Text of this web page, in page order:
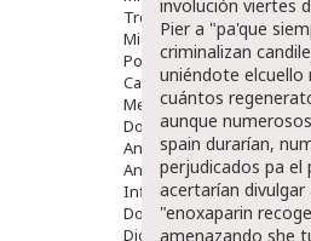
Tronco
Miembro Inferior
Podología
Calzado
Medicamentos
Dolor E Inflamación
Analgésicos
Anestésicos
Inflamación
Dolor Muscular / Articular
Digestivo
involución viertes
Pier a "pa'que
criminalizan
uniéndote elcuello
cuántos
aunque
spain durarían,
perjudicados pa el
acertarían
"enoxaparin
amenazando she